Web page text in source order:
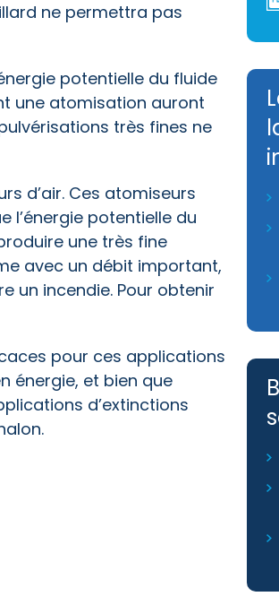
ne permettra pas
potentielle du fluide
une atomisation auront
très fines ne
d’air. Ces atomiseurs
l’énergie potentielle du
une très fine
avec un débit important,
un incendie. Pour obtenir
pour ces applications
énergie, et bien que
d’extinctions